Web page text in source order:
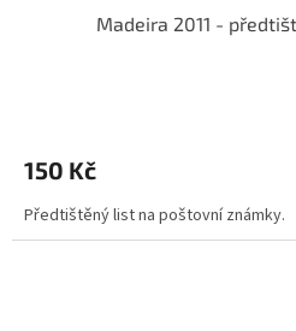
Madeira 2011 -
150 Kč
Předtištěný list na poštovní známky.